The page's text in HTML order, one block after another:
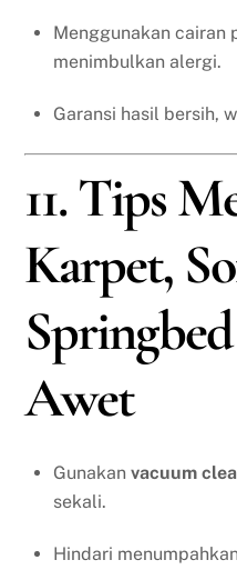
Menggunakan cairan
menimbulkan alergi.
Garansi hasil bersih,
11. Tips
Karpet,
Awet
Gunakan vacuum
sekali.
Hindari